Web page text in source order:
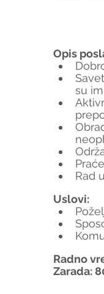
Opis
su
Rad
Uslovi:
Radno
Zarada: